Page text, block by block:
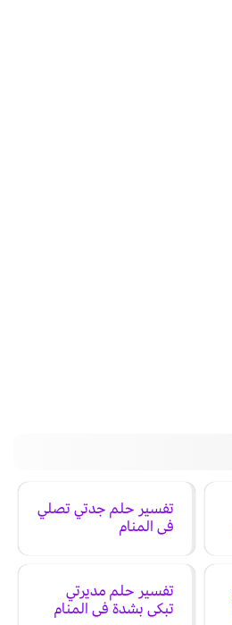
تفسير حلم جدتي تصلي
في المنام
تفسير حلم مديرتي
تبكي بشدة في المنام